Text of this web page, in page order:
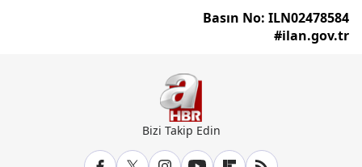
Basın No: ILN02478584
#ilan.gov.tr
Bizi Takip Edin